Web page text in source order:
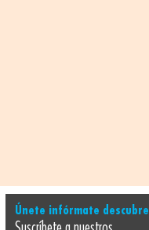
Únete infórmate descubre